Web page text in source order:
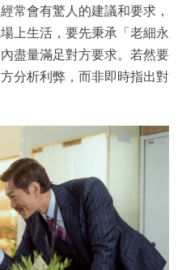
常會有驚人的建議和要求，
上生活，要先秉承「老細永
盡量滿足對方要求。若然要
分析利弊，而非即時指出對